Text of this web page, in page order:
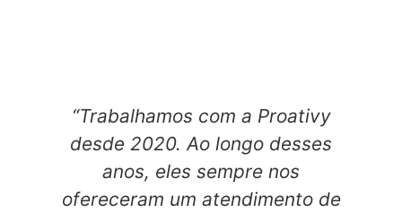
“Trabalhamos com a Proativy
desde 2020. Ao longo desses
anos, eles sempre nos
ofereceram um atendimento de